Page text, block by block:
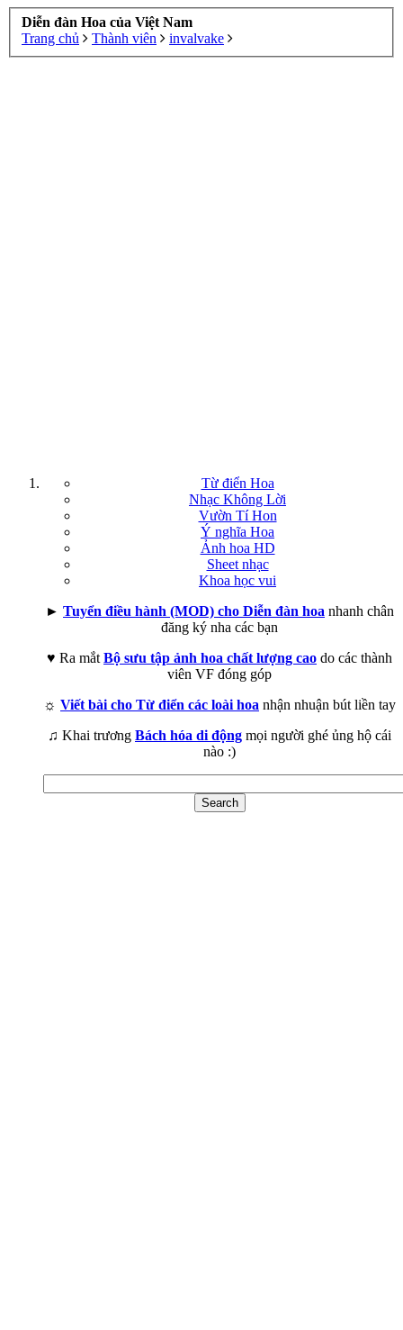
Diễn đàn Hoa của Việt Nam
Trang chủ
Thành viên invalvake
Từ điển Hoa
Nhạc Không Lời
Vườn Tí Hon
Ý nghĩa Hoa
Ảnh hoa HD
Sheet nhạc
Khoa học vui
► Tuyển điều hành (MOD) cho Diễn đàn hoa nhanh chân
đăng ký nha các bạn
♥ Ra mắt Bộ sưu tập ảnh hoa chất lượng cao do các thành
viên VF đóng góp
☼ Viết bài cho Từ điển các loài hoa nhận nhuận bút liền tay
♫ Khai trương Bách hóa di động mọi người ghé ủng hộ cái
nào :)